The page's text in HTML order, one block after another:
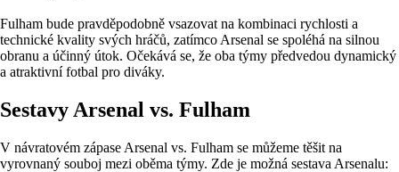
Fulham bude pravděpodobně vsazovat na kombinaci rychlosti a
technické kvality svých hráčů, zatímco Arsenal se spoléhá na silnou
obranu a účinný útok. Očekává se, že oba týmy předvedou dynamický
a atraktivní fotbal pro diváky.
Sestavy Arsenal vs. Fulham
V návratovém zápase Arsenal vs. Fulham se můžeme těšit na
vyrovnaný souboj mezi oběma týmy. Zde je možná sestava Arsenalu: